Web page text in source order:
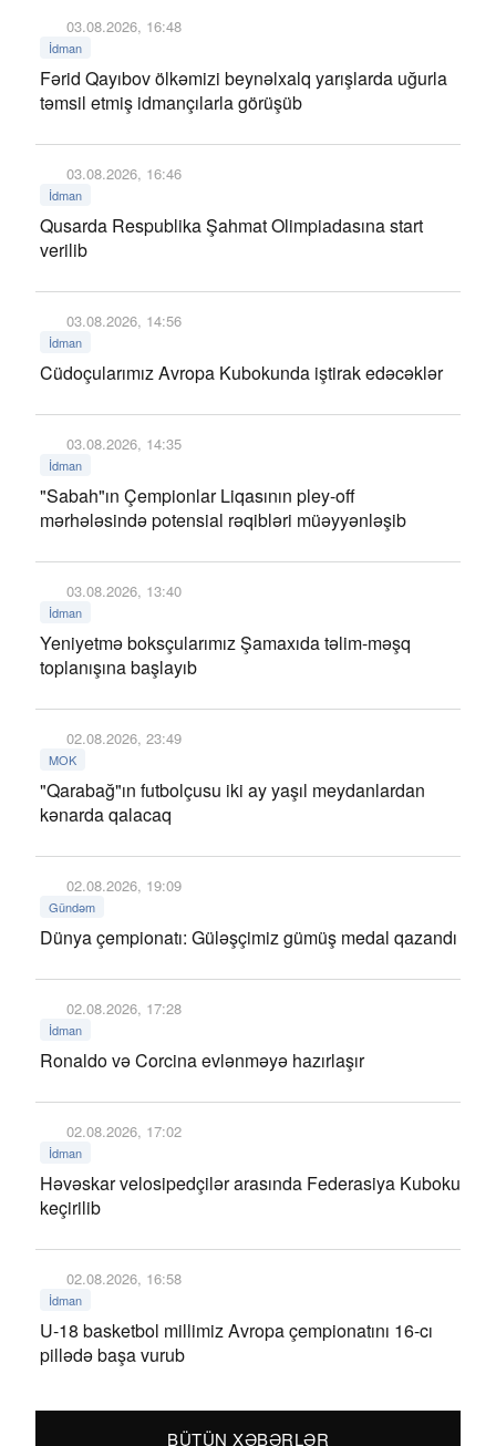
03.08.2026, 16:48
İdman
Fərid Qayıbov ölkəmizi beynəlxalq yarışlarda uğurla
təmsil etmiş idmançılarla görüşüb
03.08.2026, 16:46
İdman
Qusarda Respublika Şahmat Olimpiadasına start
verilib
03.08.2026, 14:56
İdman
Cüdoçularımız Avropa Kubokunda iştirak edəcəklər
03.08.2026, 14:35
İdman
"Sabah"ın Çempionlar Liqasının pley-off
mərhələsində potensial rəqibləri müəyyənləşib
03.08.2026, 13:40
İdman
Yeniyetmə boksçularımız Şamaxıda təlim-məşq
toplanışına başlayıb
02.08.2026, 23:49
MOK
"Qarabağ"ın futbolçusu iki ay yaşıl meydanlardan
kənarda qalacaq
02.08.2026, 19:09
Gündəm
Dünya çempionatı: Güləşçimiz gümüş medal qazandı
02.08.2026, 17:28
İdman
Ronaldo və Corcina evlənməyə hazırlaşır
02.08.2026, 17:02
İdman
Həvəskar velosipedçilər arasında Federasiya Kuboku
keçirilib
02.08.2026, 16:58
İdman
U-18 basketbol millimiz Avropa çempionatını 16-cı
pillədə başa vurub
BÜTÜN XƏBƏRLƏR